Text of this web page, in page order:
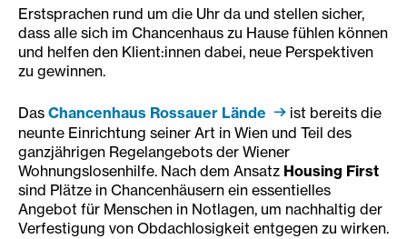
Erstsprachen rund um die Uhr da und stellen sicher,
dass alle sich im Chancenhaus zu Hause fühlen können
und helfen den Klient:innen dabei, neue Perspektiven
zu gewinnen.
Das Chancenhaus Rossauer Lände
ist bereits die
neunte Einrichtung seiner Art in Wien und Teil des
ganzjährigen Regelangebots der Wiener
Wohnungslosenhilfe. Nach dem Ansatz Housing First
sind Plätze in Chancenhäusern ein essentielles
Angebot für Menschen in Notlagen, um nachhaltig der
Verfestigung von Obdachlosigkeit entgegen zu wirken.